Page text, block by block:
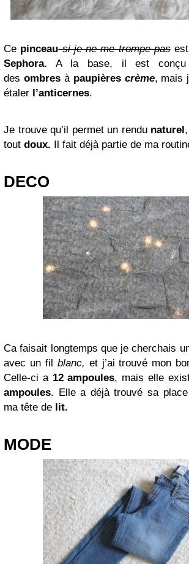
Ce pinceausi je ne me trompe pas
Sephora. A la base, il est conçu
des ombresà paupières crème, mais
étaler l’anticernes.
Je trouve qu’il permet un rendu naturel
tout doux. Il fait déjà partie de ma
DECO
Ca faisait longtemps que je cherchais
avec un fil blanc, et j’ai trouvé mon
Celle-ci a 12 ampoules, mais elle
ampoules. Elle a déjà trouvé sa
ma tête de lit.
MODE